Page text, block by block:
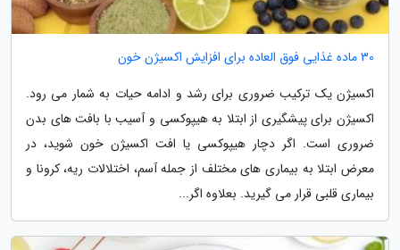
30 ماده غذایی فوق العاده برای افزایش اکسیژن خون
اکسیژن یک ترکیب ضروری برای رشد و ادامه حیات به شمار می رود.
اکسیژن برای پیشگیری از ابتلا به هیپوکسی و آسیب با بافت های بدن
ضروری است. اگر دچار هیپوکسی یا افت اکسیژن خون شوید، در
معرض ابتلا به بیماری های مختلف از جمله آسم، اختلالات ریه، کرونا و
بیماری قلبی قرار می گیرید. بعلاوه اگر...